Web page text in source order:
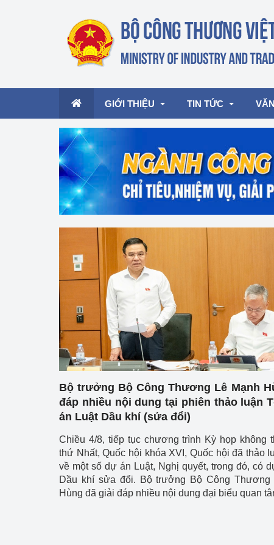
GIỚI THIỆU
Lãnh đạo Bộ
Chức năng nhiệm vụ
Cơ cấu tổ chức
TIN TỨC
Hoạt động
Giải thưởng Công
mại, Dịch vụ Việt
Công Thương 57
Hoạt động của Bộ
Công Thương -
Chuyển đổi số
Lịch sử phát triển
Bản tin Thị trường
Phát triển nguồn
Phát triển bền vững
Tổ chức kiểm định
Văn hóa ngành
Tái cơ cấu ngành
Sử dụng năng
Văn
Văn
Văn
Bộ trưởng Bộ Công Thương Lê Mạnh
đáp nhiều nội dung tại phiên thảo luận
án Luật Dầu khí (sửa đổi)
Chiều 4/8, tiếp tục chương trình Kỳ họp không
thứ Nhất, Quốc hội khóa XVI, Quốc hội đã thảo
về một số dự án Luật, Nghị quyết, trong đó, có
Dầu khí sửa đổi. Bộ trưởng Bộ Công Thương
Hùng đã giải đáp nhiều nội dung đại biểu quan